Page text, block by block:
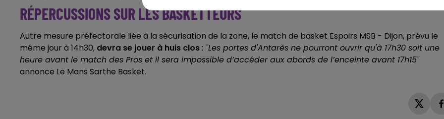
RÉPERCUSSIONS SUR LES BASKETTEURS
Autre mesure préfectorale liée à la sécurisation de la zone, le match de basket Espoirs MSB - Dijon, prévu le
même jour à 14h30, devra se jouer à huis clos : "Les portes d'Antarès ne pourront ouvrir qu'à 17h30 soit une
heure avant le match des Pros et il sera impossible d’accéder aux abords de l’enceinte avant 17h15"
annonce Le Mans Sarthe Basket.